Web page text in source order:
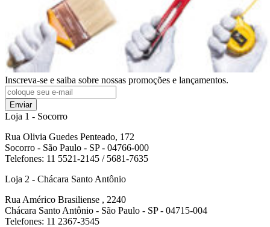
Inscreva-se e saiba sobre nossas promoções e lançamentos.
Enviar
Loja 1 - Socorro
Rua Olivia Guedes Penteado, 172
Socorro - São Paulo - SP - 04766-000
Telefones: 11 5521-2145 / 5681-7635
Loja 2 - Chácara Santo Antônio
Rua Américo Brasiliense , 2240
Chácara Santo Antônio - São Paulo - SP - 04715-004
Telefones: 11 2367-3545